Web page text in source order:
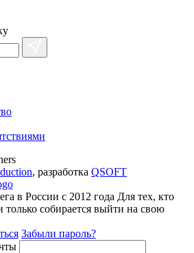
, разработка QSOFT
в России с 2012 года Для тех, кто
собирается выйти на свою
Забыли пароль?